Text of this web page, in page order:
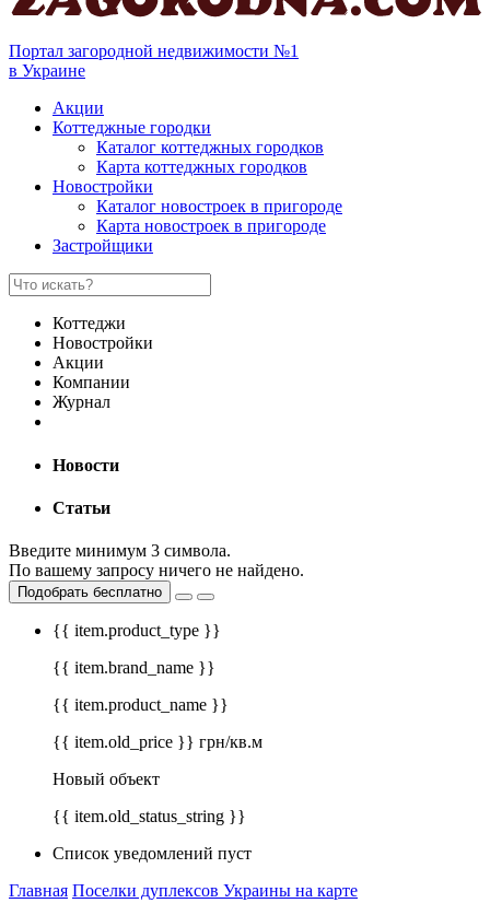
Портал загородной недвижимости №1
в Украине
Акции
Коттеджные городки
Каталог коттеджных городков
Карта коттеджных городков
Новостройки
Каталог новостроек в пригороде
Карта новостроек в пригороде
Застройщики
Коттеджи
Новостройки
Акции
Компании
Журнал
Новости
Статьи
Введите минимум 3 символа.
По вашему запросу ничего не найдено.
Подобрать бесплатно
{{ item.product_type }}
{{ item.brand_name }}
{{ item.product_name }}
{{ item.old_price }} грн/кв.м
Новый объект
{{ item.old_status_string }}
Список уведомлений пуст
Главная Поселки дуплексов Украины на карте